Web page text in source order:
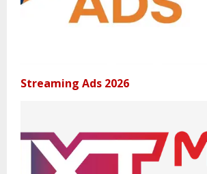
Streaming Ads 2026